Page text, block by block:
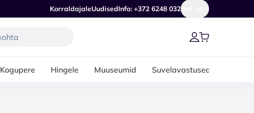
KorraldajaleUudisedInfo: +372 6248 032Vali riik
Kogupere Hingele Muuseumid Suvelavastused